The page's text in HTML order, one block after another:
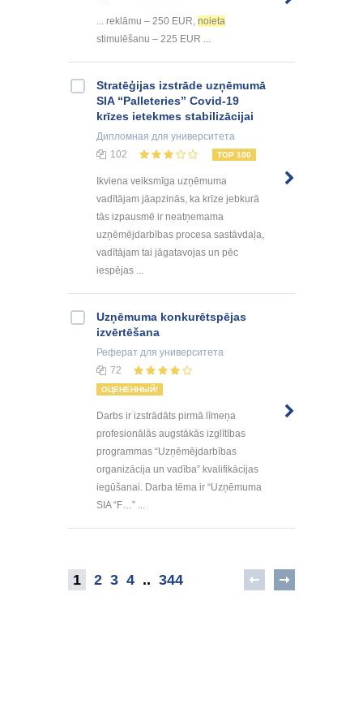
... reklāmu – 250 EUR, noieta
stimulēšanu – 225 EUR ...
Stratēģijas izstrāde uzņēmumā
SIA “Palleteries” Covid-19
krīzes ietekmes stabilizācijai
Дипломная для университета
102
TOP 100
Ikviena veiksmīga uzņēmuma
vadītājam jāapzinās, ka krīze jebkurā
tās izpausmē ir neatņemama
uzņēmējdarbības procesa sastāvdaļa,
vadītājam tai jāgatavojas un pēc
iespējas ...
Uzņēmuma konkurētspējas
izvērtēšana
Реферат для университета
72
ОЦЕНЕННЫЙ!
Darbs ir izstrādāts pirmā līmeņa
profesionālās augstākās izglītības
programmas “Uzņēmējdarbības
organizācija un vadība” kvalifikācijas
iegūšanai. Darba tēma ir “Uzņēmuma
SIA “F…” ...
1 2 3 4 .. 344